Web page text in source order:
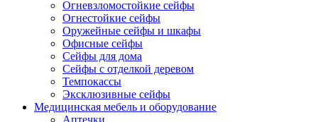
Огневзломостойкие сейфы
Огнестойкие сейфы
Оружейные сейфы и шкафы
Офисные сейфы
Сейфы для дома
Сейфы с отделкой деревом
Темпокассы
Эксклюзивные сейфы
Медицинская мебель и оборудование
Аптечки